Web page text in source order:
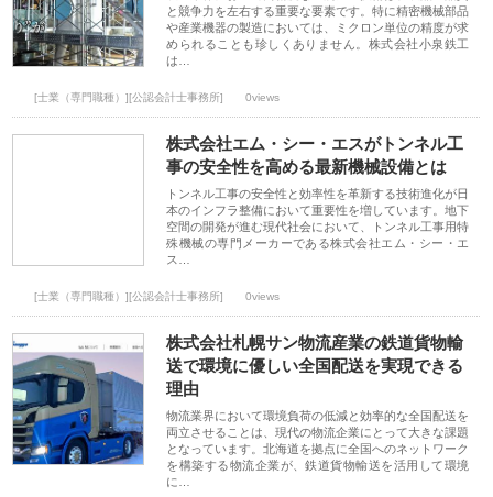
と競争力を左右する重要な要素です。特に精密機械部品
や産業機器の製造においては、ミクロン単位の精度が求
められることも珍しくありません。株式会社小泉鉄工
は…
[士業（専門職種）][公認会計士事務所] 0views
株式会社エム・シー・エスがトンネル工
事の安全性を高める最新機械設備とは
トンネル工事の安全性と効率性を革新する技術進化が日
本のインフラ整備において重要性を増しています。地下
空間の開発が進む現代社会において、トンネル工事用特
殊機械の専門メーカーである株式会社エム・シー・エ
ス…
[士業（専門職種）][公認会計士事務所] 0views
株式会社札幌サン物流産業の鉄道貨物輸
送で環境に優しい全国配送を実現できる
理由
物流業界において環境負荷の低減と効率的な全国配送を
両立させることは、現代の物流企業にとって大きな課題
となっています。北海道を拠点に全国へのネットワーク
を構築する物流企業が、鉄道貨物輸送を活用して環境
に…